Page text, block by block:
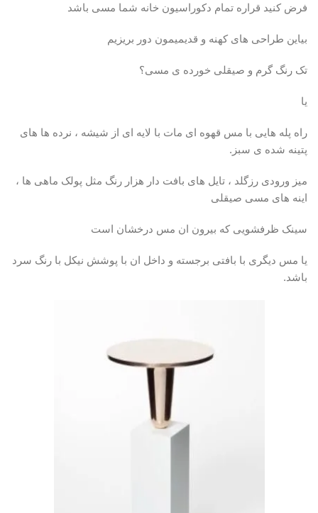
فرض کنید قراره تمام دکوراسیون خانه شما مسی باشد
بیاین طراحی های کهنه و قدیمیمون دور بریزیم
تک رنگ گرم و صیقلی خورده ی مسی؟
یا
راه پله هایی با مس قهوه ای مات با لایه ای از شیشه ، نرده ها های
پتینه شده ی سبز.
میز ورودی رزگلد ، تایل های بافت دار هزار رنگ مثل پولک ماهی ها ،‌
اینه های مسی صیقلی
سینک ظرفشویی که بیرون ان مس درخشان است
یا مس دیگری با بافتی برجسته و داخل ان با پوشش نیکل با رنگ سرد
باشد.